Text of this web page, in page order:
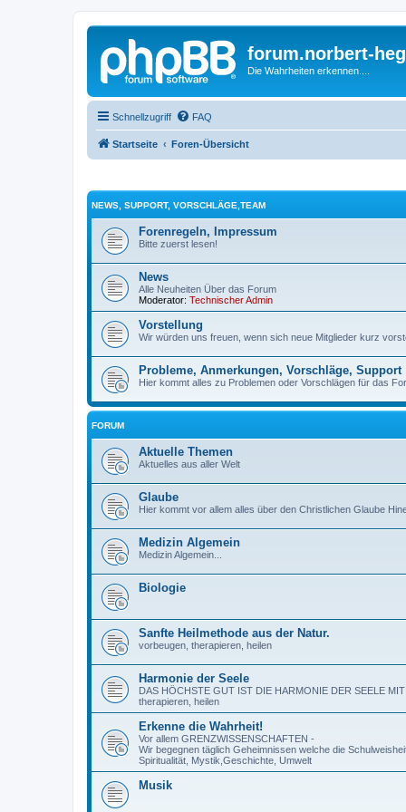
forum.norbert-
Die Wahrheiten erkennen....
Schnellzugriff FAQ
Startseite Foren-Übersicht
NEWS, SUPPORT, VORSCHLÄGE,TEAM
Forenregeln, Impressum
Bitte zuerst lesen!
News
Alle Neuheiten Über das Forum
Moderator: Technischer Admin
Vorstellung
Wir würden uns freuen, wenn sich neue Mitglieder kurz
Probleme, Anmerkungen, Vorschläge, Support
Hier kommt alles zu Problemen oder Vorschlägen für das
FORUM
Aktuelle Themen
Aktuelles aus aller Welt
Glaube
Hier kommt vor allem alles über den Christlichen Glaube
Medizin Algemein
Medizin Algemein...
Biologie
Sanfte Heilmethode aus der Natur.
vorbeugen, therapieren, heilen
Harmonie der Seele
DAS HÖCHSTE GUT IST DIE HARMONIE DER SEELE
therapieren, heilen
Erkenne die Wahrheit!
Vor allem GRENZWISSENSCHAFTEN -
Wir begegnen täglich Geheimnissen welche die
Spiritualität, Mystik,Geschichte, Umwelt
Musik